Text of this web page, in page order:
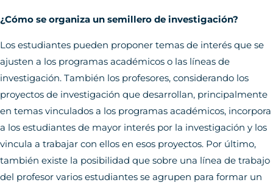
¿Cómo se organiza un semillero de investigación?
Los estudiantes pueden proponer temas de interés que se
ajusten a los programas académicos o las líneas de
investigación. También los profesores, considerando los
proyectos de investigación que desarrollan, principalmente
en temas vinculados a los programas académicos, incorpora
a los estudiantes de mayor interés por la investigación y los
vincula a trabajar con ellos en esos proyectos. Por último,
también existe la posibilidad que sobre una línea de trabajo
del profesor varios estudiantes se agrupen para formar un